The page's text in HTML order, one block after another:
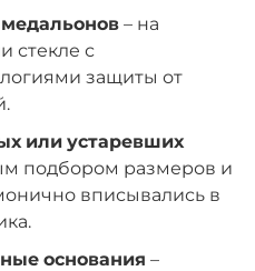
– на
стекле с
защиты от
или устаревших
подбором размеров и
вписывались в
основания –